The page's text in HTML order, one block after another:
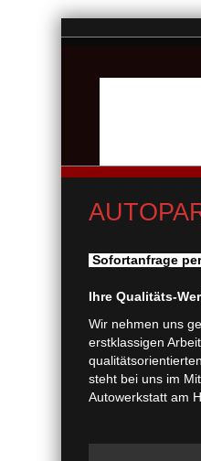
Sofortanfrage
Ihre Qualitäts-
Wir nehmen uns
erstklassigen
steht bei uns im
Autowerkstatt am